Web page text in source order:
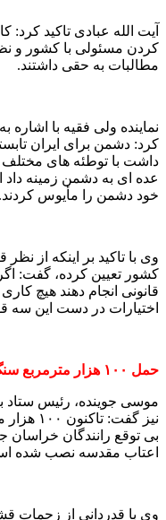
آیت الله عبادی تاکید
کردن مسئولی با کشور و
مطالبات به حقی داشتند.
نماینده ولی فقیه با
کرد: دشمن برای ایران
داشت با توطئه های مختلف
عده ای به دشمن زمینه
خود دشمن را مأیوس کردند.
وی با تاکید بر اینکه از
کشور تعیین کرده، گفت:
قانونی انجام دهند هیچ
اختیارات در دست این سه
حمل ۱۰۰ هزار مترمربع سنگ خراسان جنوبی به کشور عراق
موسی جوینده، رئیس ستاد
نیز
بی توقع رانندگان خراسان
اعتاب مقدسه نصب شده
وی با قدردانی از زحمات